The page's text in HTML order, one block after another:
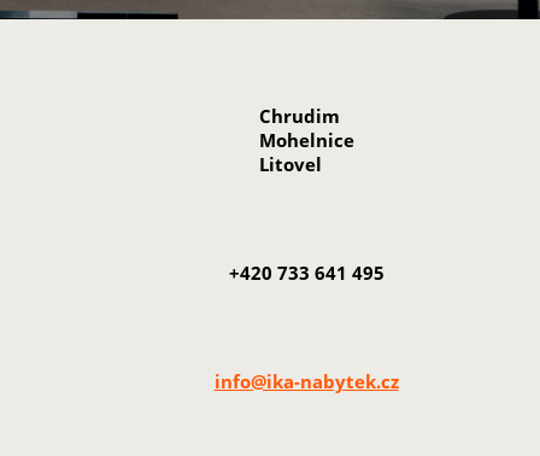
Chrudim
Mohelnice
Litovel
+420 733 641 495
info@ika-nabytek.cz